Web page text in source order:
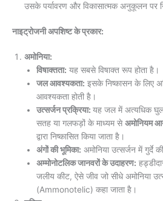
उसके पर्यावरण और विकासात्मक अनुकूलन पर
नाइट्रोजनी अपशिष्ट के प्रकार:
अमोनिया:
विषाक्तता: यह सबसे विषाक्त रूप होता है।
जल आवश्यकता: इसके निष्कासन के लिए
आवश्यकता होती है।
उत्सर्जन प्रक्रिया: यह जल में अत्यधिक
सतह या गलफड़ों के माध्यम सेअमोनियम
द्वारा निष्कासित किया जाता है।
अंगों की भूमिका: अमोनिया उत्सर्जन में गुर्दे
अम्मोनोटलिक जानवरों के उदाहरण:
जलीय कीट, ऐसे जीव जो सीधे अमोनिया
(Ammonotelic) कहा जाता है।